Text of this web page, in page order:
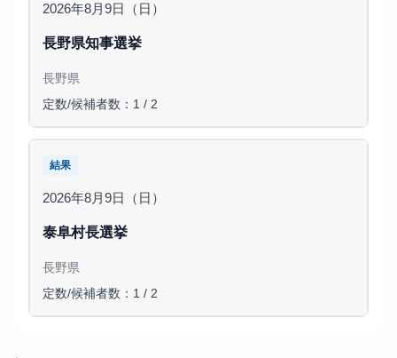
2026年8月9日（日）
長野県知事選挙
長野県
定数/候補者数：1 / 2
結果
2026年8月9日（日）
泰阜村長選挙
長野県
定数/候補者数：1 / 2